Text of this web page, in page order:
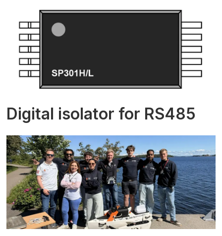
Digital isolator for RS485